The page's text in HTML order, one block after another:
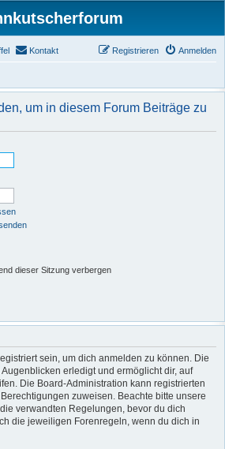
Kontakt Anmelden
Registrieren
um in diesem Forum Beiträge zu
dieser Sitzung verbergen
sein, um dich anmelden zu können. Die
erledigt und ermöglicht dir, auf
Die Board-Administration kann registrierten
zuweisen. Beachte bitte unsere
verwandten Regelungen, bevor du dich
die jeweiligen Forenregeln, wenn du dich in